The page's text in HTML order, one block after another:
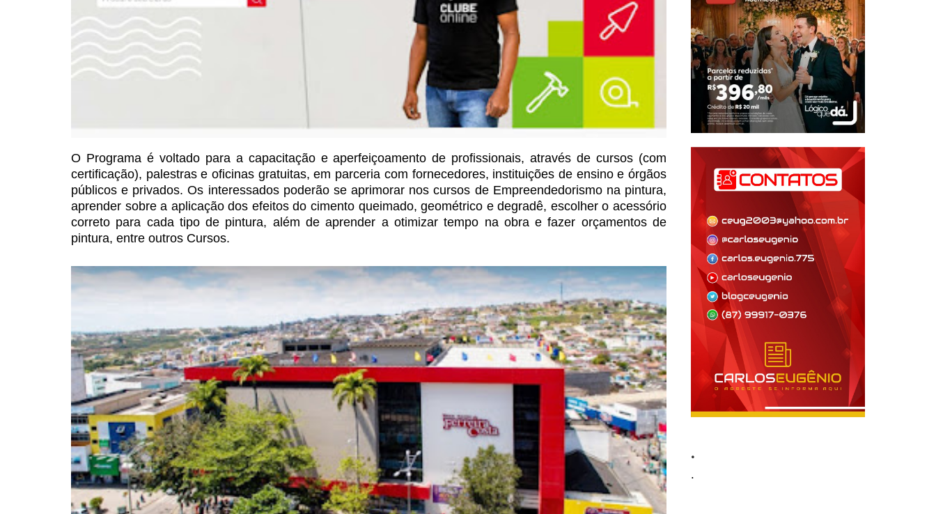
O Programa é voltado para acapacitação e aperfeiçoamento de profissionais, através de cursos (com
certificação), palestras e oficinas gratuitas, em parceria com fornecedores, instituições de ensino e órgãos
públicos e privados. Os interessados poderão seaprimorar nos cursos de Empreendedorismo na pintura,
aprender sobre a aplicaçãodos efeitos do cimento queimado, geométrico e degradê, escolher o acessório
correto para cada tipo de pintura, além de aprender a otimizar tempo na obra e fazer orçamentos de
pintura, entre outros Cursos.
.
.